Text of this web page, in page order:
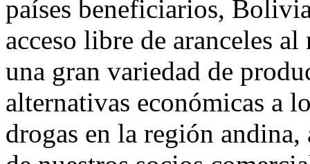
países beneficiarios,
acceso libre de aranceles
una gran variedad de
alternativas económicas a
drogas en la región